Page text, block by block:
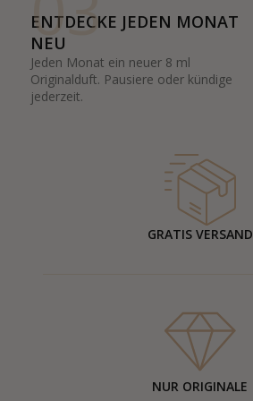
ENTDECKE JEDEN MONAT
NEU
Jeden Monat ein neuer 8 ml
Originalduft. Pausiere oder kündige
jederzeit.
GRATIS VERSAND
NUR ORIGINALE